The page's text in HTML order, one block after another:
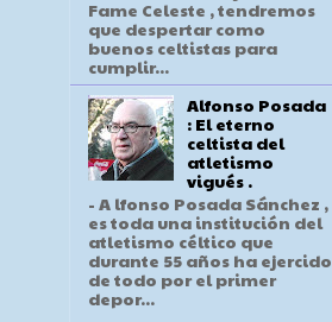
Fame Celeste , tendremos
que despertar como
buenos celtistas para
cumplir...
Alfonso Posada
: El eterno
celtista del
atletismo
vigués .
- A lfonso Posada Sánchez ,
es toda una institución del
atletismo céltico que
durante 55 años ha ejercido
de todo por el primer
depor...